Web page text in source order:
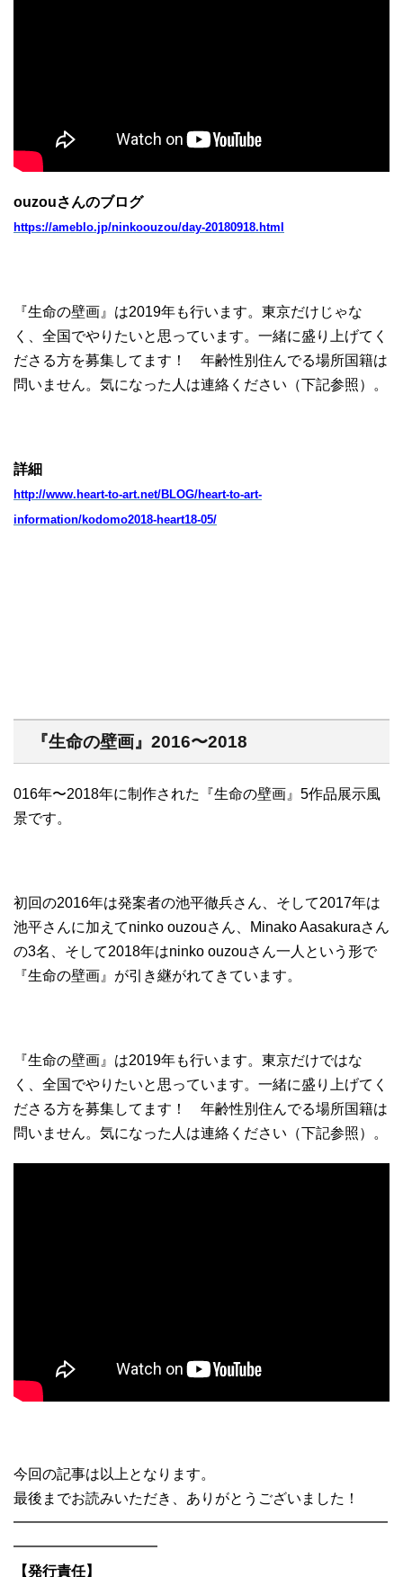
ouzouさんのブログ
https://ameblo.jp/ninkoouzou/day-20180918.html
『生命の壁画』は2019年も行います。東京だけじゃな
く、全国でやりたいと思っています。一緒に盛り上げてく
ださる方を募集してます！ 年齢性別住んでる場所国籍は
問いません。気になった人は連絡ください（下記参照）。
詳細
http://www.heart-to-art.net/BLOG/heart-to-art-
information/kodomo2018-heart18-05/
『生命の壁画』2016〜2018
016年〜2018年に制作された『生命の壁画』5作品展示風
景です。
初回の2016年は発案者の池平徹兵さん、そして2017年は
池平さんに加えてninko ouzouさん、Minako Aasakuraさん
の3名、そして2018年はninko ouzouさん一人という形で
『生命の壁画』が引き継がれてきています。
『生命の壁画』は2019年も行います。東京だけではな
く、全国でやりたいと思っています。一緒に盛り上げてく
ださる方を募集してます！ 年齢性別住んでる場所国籍は
問いません。気になった人は連絡ください（下記参照）。
今回の記事は以上となります。
最後までお読みいただき、ありがとうございました！
━━━━━━━━━━━━━━━━━━━━━━━━━━
━━━━━━━━━━
【発行責任】